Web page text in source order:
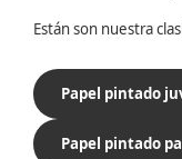
Están son nuestra
Papel pintado
Papel pintado